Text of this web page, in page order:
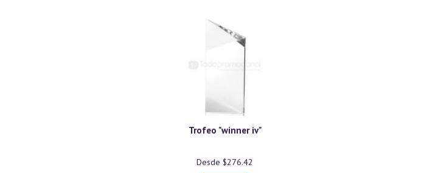
Trofeo "winner iv"
Desde $276.42